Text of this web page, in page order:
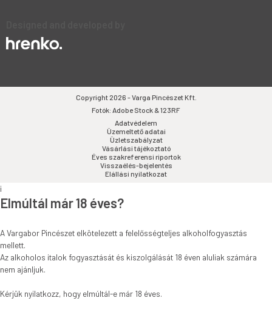
Copyright 2026 - Varga Pincészet Kft.
Fotók: Adobe Stock & 123RF
Adatvédelem
Üzemeltető adatai
Üzletszabályzat
Vásárlási tájékoztató
Éves szakreferensi riportok
Visszaélés-bejelentés
Elállási nyilatkozat
i
Elmúltál már 18 éves?
A Vargabor Pincészet elkötelezett a felelősségteljes alkoholfogyasztás
mellett.
Az alkoholos italok fogyasztását és kiszolgálását 18 éven aluliak számára
nem ajánljuk.
Kérjük nyilatkozz, hogy elmúltál-e már 18 éves.